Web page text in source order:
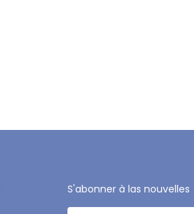
S'abonner à las nouvelles